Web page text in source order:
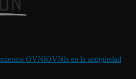
OVNIOVNIs en la antigüedad